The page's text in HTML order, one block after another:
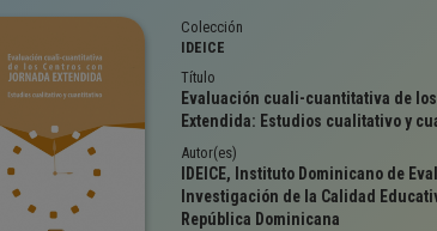
Colección
IDEICE
Título
Evaluación cuali-cuantitativa de
Extendida: Estudios cualitativo y
Autor(es)
IDEICE, Instituto Dominicano de
Investigación de la Calidad
República Dominicana